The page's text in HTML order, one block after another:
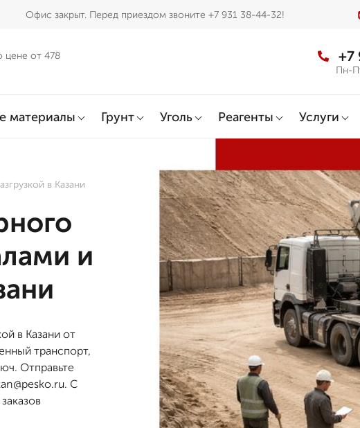
Офис закрыт. Перед приездом звоните +7 931 38-44-32!
цене от 478
+7
Пн-
материалы Грунт Уголь Реагенты Услуги
в Казани
и
в Казани от
транспорт,
Отправьте
С